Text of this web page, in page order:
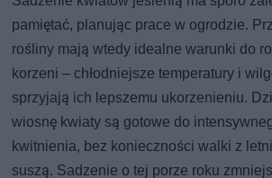
pamiętać, planując prace w ogrodzie.
rośliny mają wtedy idealne warunki do
korzeni – chłodniejsze temperatury i
sprzyjają ich lepszemu ukorzenieniu.
wiosnę kwiaty są gotowe do
kwitnienia, bez konieczności walki z
suszą. Sadzenie o tej porze roku